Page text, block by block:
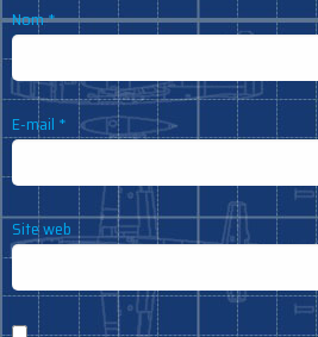
Nom*
E-mail *
Site web